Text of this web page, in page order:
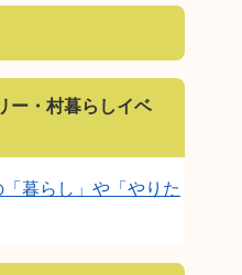
ー・村暮らしイベ
暮らし」や「やりた